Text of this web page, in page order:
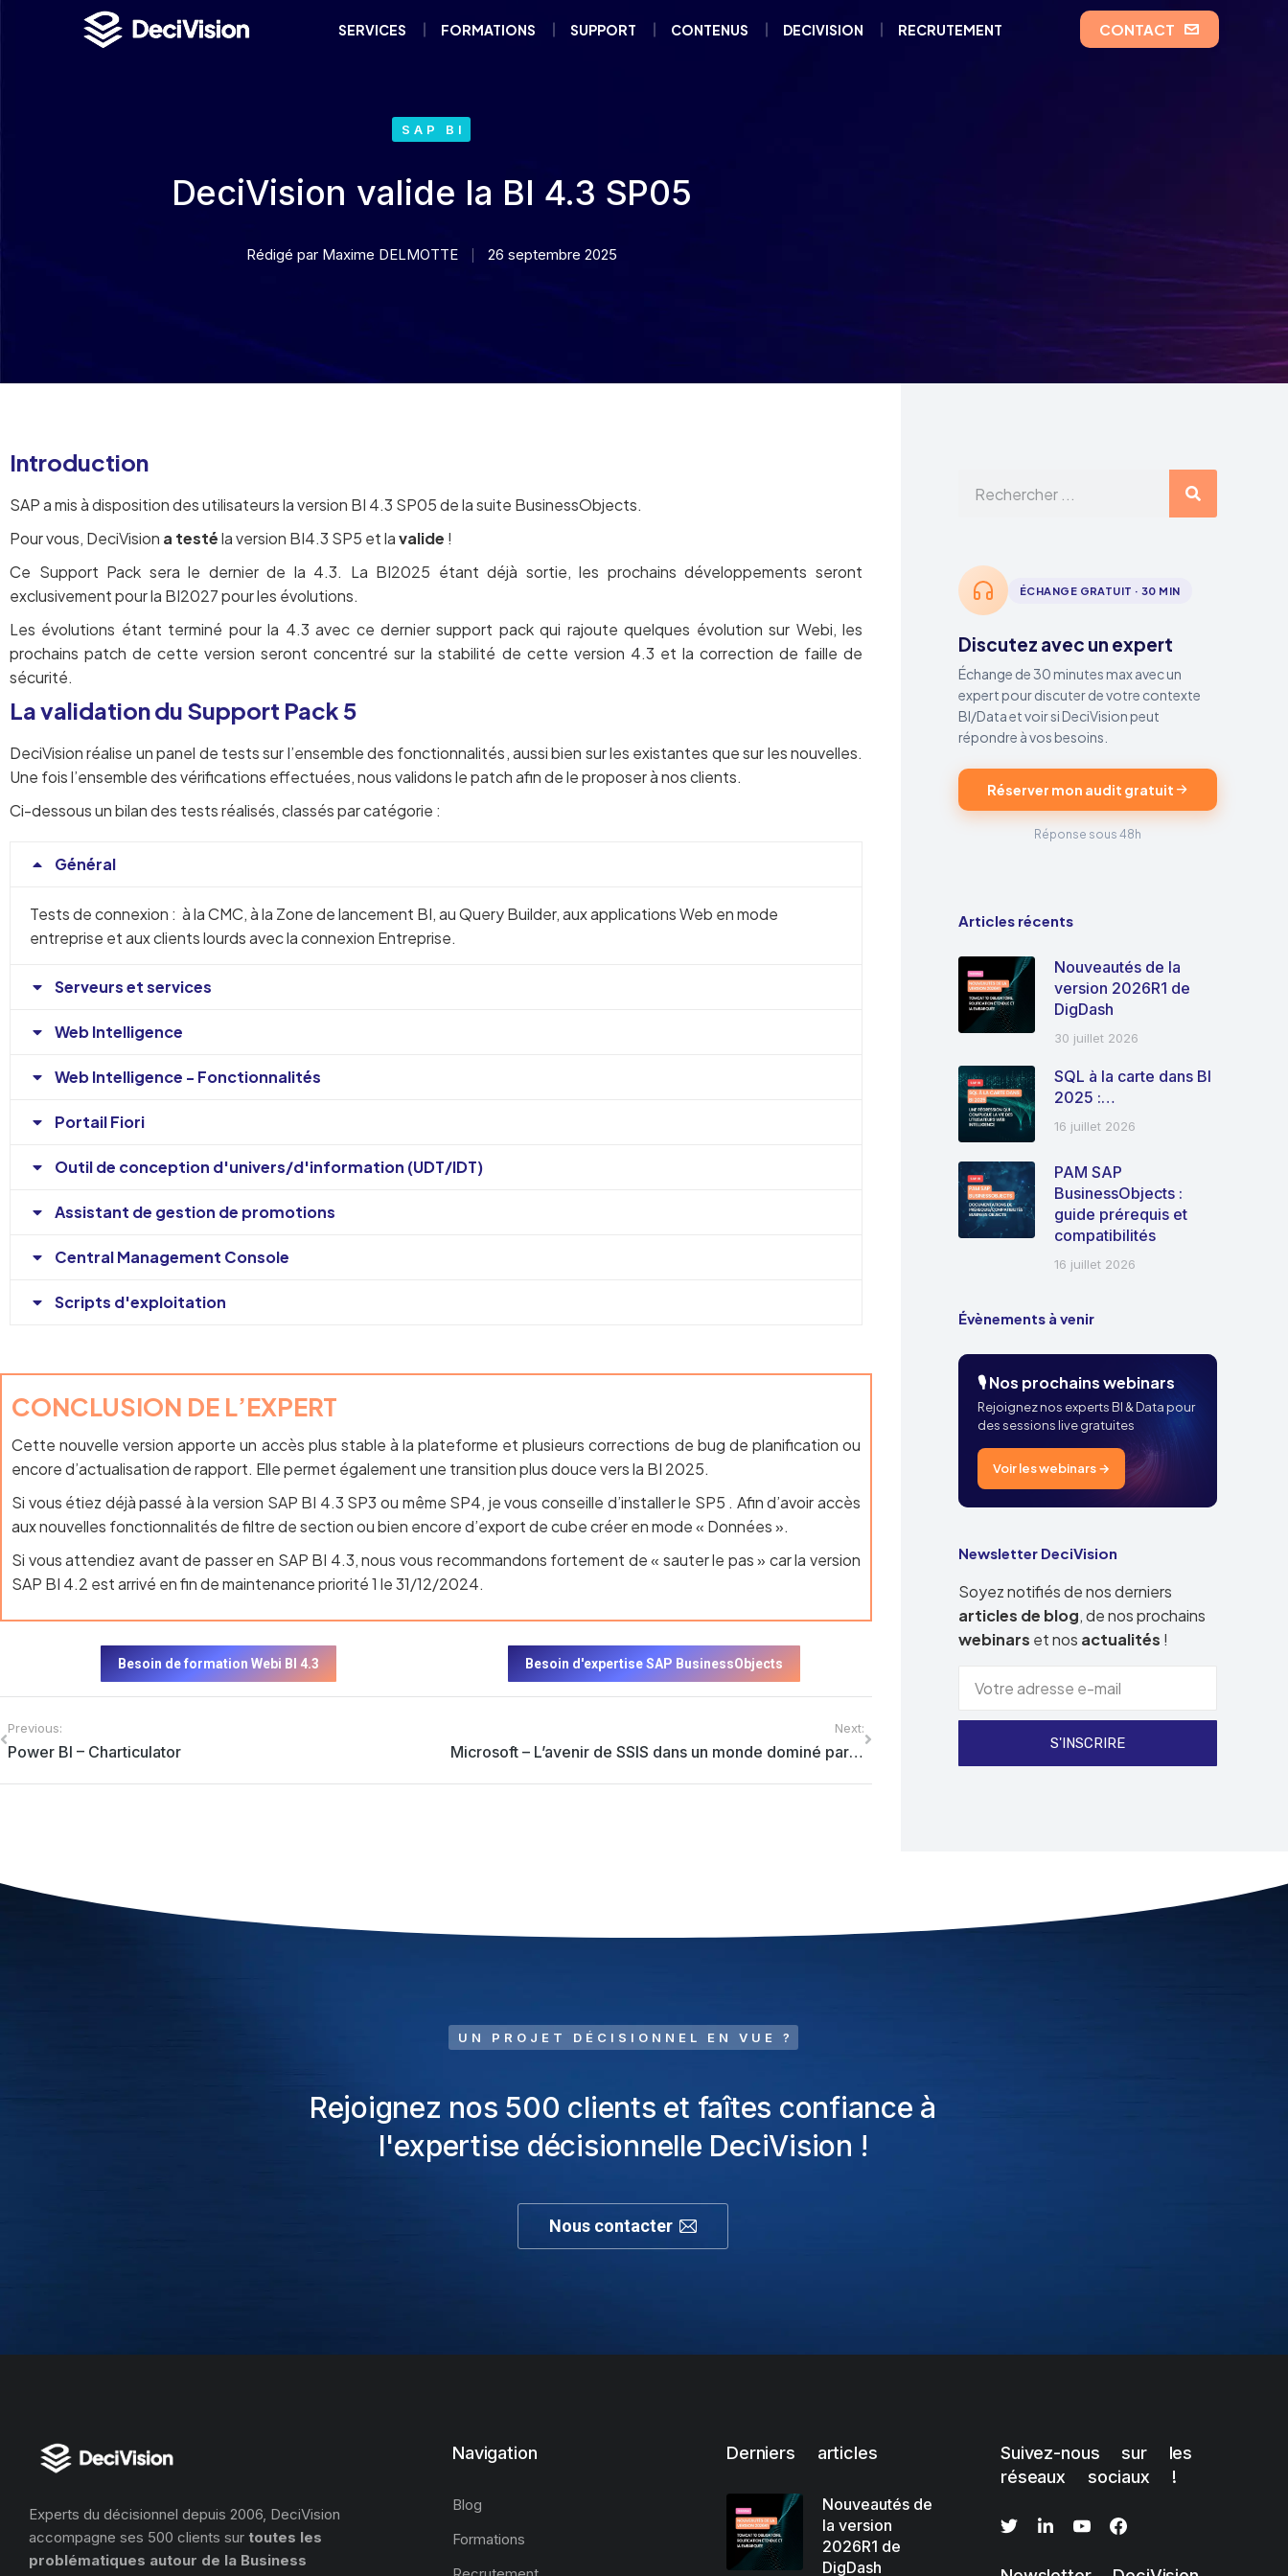
SERVICES FORMATIONS SUPPORT CONTENUS DECIVISION RECRUTEMENT CONTACT
SAP BI
DeciVision valide la BI 4.3 SP05
Rédigé parMaxime DELMOTTE 26 septembre 2025
Introduction
SAP a mis à disposition des utilisateurs la version BI 4.3 SP05 de la suite BusinessObjects.
Pour vous, DeciVision a testéla version BI4.3 SP5 et lavalide !
Ce Support Pack sera le dernier de la 4.3. La BI2025 étant déjà sortie, les prochains développements seront
exclusivement pour la BI2027 pour les évolutions.
Les évolutions étant terminé pour la 4.3 avec ce dernier support pack qui rajoute quelques évolution sur Webi, les
prochains patch de cette version seront concentré sur la stabilité de cette version 4.3 et la correction de faille de
sécurité.
La validation du Support Pack 5
DeciVision réalise un panel de tests sur l’ensemble des fonctionnalités, aussi bien sur les existantes que sur les nouvelles.
Une fois l’ensemble des vérifications effectuées, nous validons le patch afin de le proposer à nos clients.
Ci-dessous un bilan des tests réalisés, classés par catégorie :
Général
Tests de connexion : à la CMC, à la Zone de lancement BI, au Query Builder, aux applications Web en mode
entreprise et aux clients lourds avec la connexion Entreprise.
Serveurs et services
Web Intelligence
Web Intelligence - Fonctionnalités
Portail Fiori
Outil de conception d'univers/d'information (UDT/IDT)
Assistant de gestion de promotions
Central Management Console
Scripts d'exploitation
CONCLUSION DE L’EXPERT
Cette nouvelle version apporte un accès plus stable à la plateforme et plusieurs corrections de bug de planification ou
encore d’actualisation de rapport. Elle permet également une transition plus douce vers la BI 2025.
Si vous étiez déjà passé à la version SAP BI 4.3 SP3 ou même SP4, je vous conseille d’installer le SP5 . Afin d’avoir accès
aux nouvelles fonctionnalités de filtre de section ou bien encore d’export de cube créer en mode « Données ».
Si vous attendiez avant de passer en SAP BI 4.3, nous vous recommandons fortement de « sauter le pas » car la version
SAP BI 4.2 est arrivé en fin de maintenance priorité 1 le 31/12/2024.
Besoin de formation Webi BI 4.3 Besoin d'expertise SAP BusinessObjects
Previous:
Power BI – Charticulator
Next:
Microsoft – L’avenir de SSIS dans un monde dominé par le cloud
ÉCHANGE GRATUIT · 30 MIN
Discutez avec un expert
Échange de 30 minutes max avec un
expert pour discuter de votre contexte
BI/Data et voir si DeciVision peut
répondre à vos besoins.
Réserver mon audit gratuit
Réponse sous 48h
Articles récents
Nouveautés de la
version 2026R1 de
DigDash
30 juillet 2026
SQL à la carte dans BI
2025 :…
16 juillet 2026
PAM SAP
BusinessObjects :
guide prérequis et
compatibilités
16 juillet 2026
Évènements à venir
🎙️ Nos prochains webinars
Rejoignez nos experts BI & Data pour
des sessions live gratuites
Voir les webinars →
Newsletter DeciVision
Soyez notifiés de nos derniers
articles de blog, de nos prochains
webinars et nos actualités !
S'INSCRIRE
UN PROJET DÉCISIONNEL EN VUE ?
Rejoignez nos 500 clients et faîtes confiance à
l'expertise décisionnelle DeciVision !
Nous contacter
Experts du décisionnel depuis 2006, DeciVision
accompagne ses 500 clients sur toutes les
problématiques autour de la Business
Navigation
Blog
Formations
Derniers articles
Nouveautés de
la version
2026R1 de
DigDash
Suivez-nous sur les
réseaux sociaux !